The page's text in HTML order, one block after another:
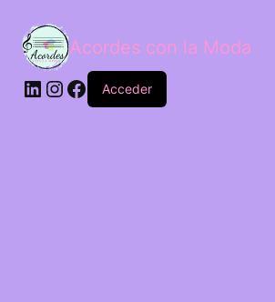
Acordes con la Moda
Acceder